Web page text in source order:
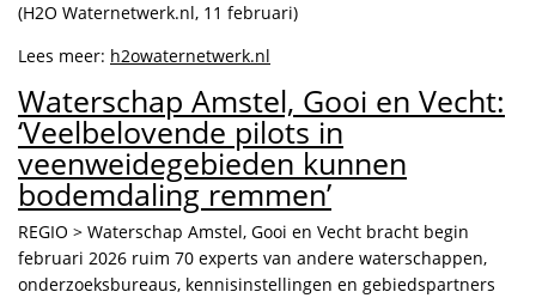
(H2O Waternetwerk.nl, 11 februari)
Lees meer: h2owaternetwerk.nl
Waterschap Amstel, Gooi en Vecht:
‘Veelbelovende pilots in
veenweidegebieden kunnen
bodemdaling remmen’
REGIO > Waterschap Amstel, Gooi en Vecht bracht begin
februari 2026 ruim 70 experts van andere waterschappen,
onderzoeksbureaus, kennisinstellingen en gebiedspartners